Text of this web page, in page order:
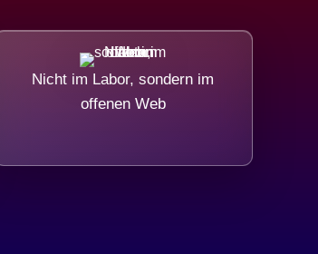
Nicht im Labor, sondern im
offenen Web